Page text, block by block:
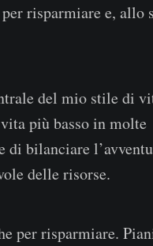
risparmiare e, allo
del mio stile di
più basso in molte
bilanciare
delle risorse.
per risparmiare.